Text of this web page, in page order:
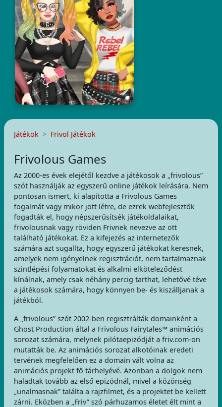
Játékok Frivol Játékok
Frivolous Games
Az 2000-es évek elejétől kezdve a játékosok a „frivolous”
szót használják az egyszerű online játékok leírására. Nem
pontosan ismert, ki alapította a Frivolous Games
fogalmát vagy mikor jött létre, de ezrek webfejlesztők
fogadták el, hogy népszerűsítsék játékoldalaikat,
frivolousnak vagy röviden Frivnek nevezve az ott
található játékokat. Ez a kifejezés az internetezők
számára azt sugallta, hogy egyszerű játékokat keresnek,
amelyek nem igényelnek regisztrációt, nem tartalmaznak
szintlépési folyamatokat és alkalmi elköteleződést
kínálnak, amely csak néhány percig tarthat, lehetővé téve
a játékosok számára, hogy könnyen be- és kiszálljanak a
játékból.
A „frivolous” szót 2002-ben regisztrálták domainként a
Ghost Production által a Frivolous Fairytales™ animációs
sorozat számára, melynek pilótaepizódját a friv.com-on
mutatták be. Az animációs sorozat alkotóinak eredeti
tervének megfelelően ez a domain vált volna az
animációs projekt fő tárhelyévé. Azonban a dolgok nem
haladtak tovább az első epizódnál, mivel a közönség
„unalmasnak” találta a rajzfilmet, és a projektet be kellett
zárni. Eközben a „Friv” szó párhuzamos életet élt mint a